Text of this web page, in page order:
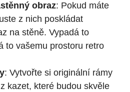
obraz: Pokud máte
z nich poskládat
na stěně. Vypadá to
to vašemu prostoru retro
: Vytvořte si originální rámy
kazet, které budou skvěle